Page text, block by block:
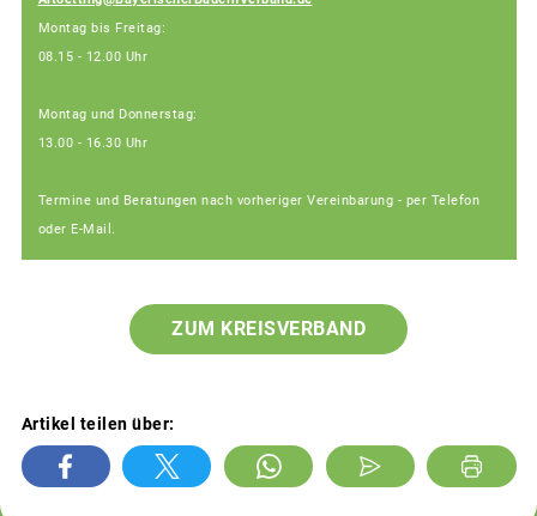
Montag bis Freitag:
08.15 - 12.00 Uhr
Montag und Donnerstag:
13.00 - 16.30 Uhr
Termine und Beratungen nach vorheriger Vereinbarung - per Telefon
oder E-Mail.
ZUM KREISVERBAND
Artikel teilen über: